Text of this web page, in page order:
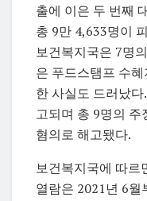
출에 이은 두 번째
총 9만 4,633명이
보건복지국은 7명
은 푸드스탬프 수
한 사실도 드러났
고되며 총 9명의
혐의로 해고됐다.
보건복지국에 따르
열람은 2021년 6월